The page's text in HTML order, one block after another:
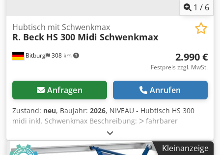
1 / 6
Bitburg 308 km
Hubtisch mit Schwenkmax
R. Beck HS 300 Midi Schwenkmax
2.990 €
Festpreis zzgl. MwSt.
Anfragen Anrufen
Zustand: neu, Baujahr: 2026, NIVEAU - Hubtisch HS 300
midi inkl. Schwenkmax Beschreibung: ᐳ fahrbarer
Scherenhubtisch mit Plattformgrundrahmen und 4
Bohrungen zur Aufnahme von Steckbolzen; 4 Stueck
Lenkrollen, davon 2 mit Bremse; Rad-Ø 125 mm;Kleinanzeige